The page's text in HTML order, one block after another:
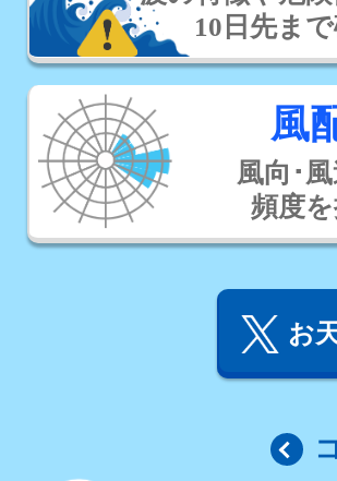
10日先ま
風
風向･
頻度
お